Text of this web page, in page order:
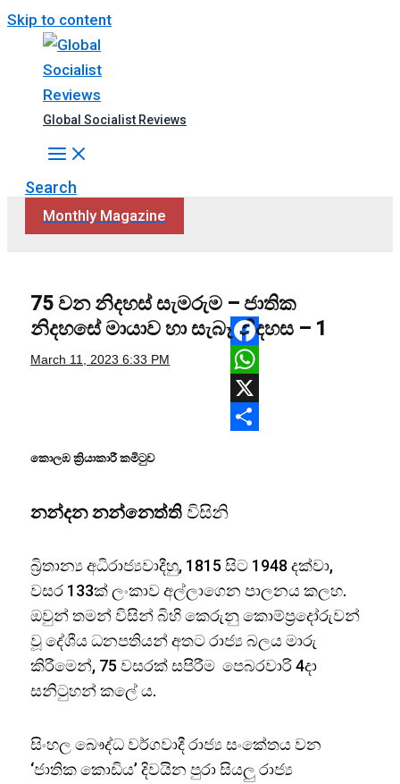
Skip to content
Global Socialist Reviews
Search
Monthly Magazine
75 ‍‍වන නිදහස් සැමරුම – ජාතික
නිදහසේ මායාව හා සැබෑ නිදහස – 1
March 11, 2023 6:33 PM
Facebook
WhatsApp
X
කොලඹ ක්‍රියාකාරී කමිටුව
නන්දන නන්නෙත්තිවිසිනි
බ්‍රිතාන්‍ය අධිරාජ්‍යවාදීහු, 1815 සිට 1948 දක්වා,
වසර 133ක් ලංකාව අල්ලාගෙන පාලනය කලහ.
ඔවුන් තමන් විසින් බිහි කෙරුනු කොම්ප්‍රදෝරුවන්
වූ දේශීය ධනපතියන් අතට රාජ්‍ය බලය මාරු
කිරීමෙන්, 75 වසරක් සපිරීම පෙබරවාරි 4දා
සනිටුහන් කලේ ය.
සිංහල බෞද්ධ වර්ගවාදී රාජ්‍ය සංකේතය වන
‘ජාතික කොඩිය’ දිවයින පුරා සියලු රාජ්‍ය